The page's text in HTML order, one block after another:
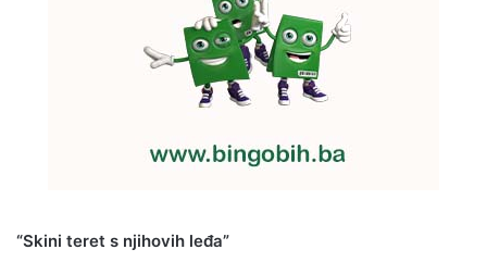
“Skini teret s njihovih leđa”